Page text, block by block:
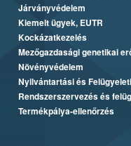
Járványvédelem
Kiemelt ügyek, EUTR
Kockázatkezelés
Mezőgazdasági genetikai
Növényvédelem
Nyilvántartási és
Rendszerszervezés és
Termékpálya-ellenőrzés